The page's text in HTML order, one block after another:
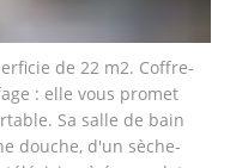
de 22 m2. Coffre-
: elle vous promet
Sa salle de bain
douche, d'un sèche-